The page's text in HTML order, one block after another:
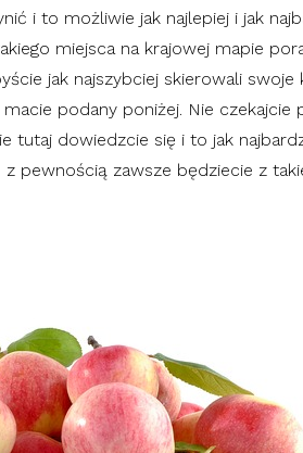
i to możliwie jak najlepiej i jak
miejsca na krajowej mapie
jak najszybciej skierowali swoje
podany poniżej. Nie
tutaj dowiedzcie się i to jak
pewnością zawsze będziecie z